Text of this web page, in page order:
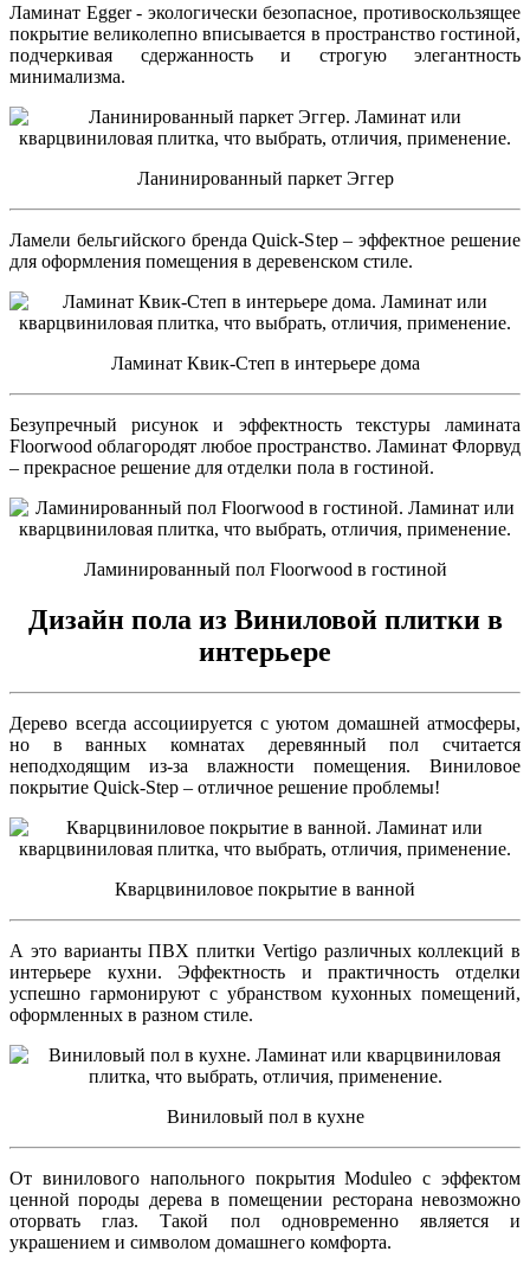
Ламинат Egger- экологически безопасное, противоскользящее
покрытие великолепно вписывается в пространство гостиной,
подчеркивая сдержанность и строгую элегантность
минимализма.
Ланинированный паркет Эггер
Ламели бельгийского бренда Quick-Step– эффектное решение
для оформления помещения в деревенском стиле.
Ламинат Квик-Степ в интерьере дома
Безупречный рисунок и эффектность текстуры ламината
Floorwood облагородят любое пространство. Ламинат Флорвуд
– прекрасное решение для отделки пола в гостиной.
Ламинированный пол Floorwood в гостиной
Дизайн пола из Виниловой плитки в
интерьере
Дерево всегда ассоциируется с уютом домашней атмосферы,
но в ванных комнатах деревянный пол считается
неподходящим из-за влажности помещения. Виниловое
покрытие Quick-Step – отличное решение проблемы!
Кварцвиниловое покрытие в ванной
А это варианты ПВХ плитки Vertigo различных коллекций в
интерьере кухни. Эффектность и практичность отделки
успешно гармонируют с убранством кухонных помещений,
оформленных в разном стиле.
Виниловый пол в кухне
От винилового напольного покрытия Moduleoс эффектом
ценной породы дерева в помещении ресторана невозможно
оторвать глаз. Такой пол одновременно является и
украшением и символом домашнего комфорта.